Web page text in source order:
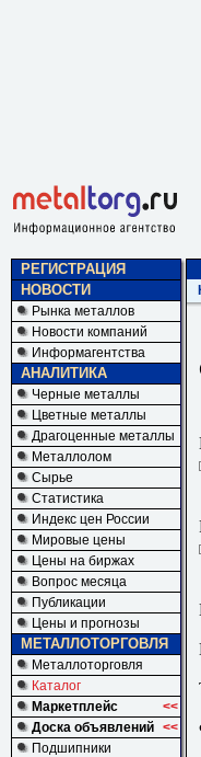
РЕГИСТРАЦИЯ
НОВОСТИ
Рынка металлов
Новости компаний
Информагентства
АНАЛИТИКА
Черные металлы
Цветные металлы
Драгоценные металлы
Металлолом
Сырье
Статистика
Индекс цен России
Мировые цены
Цены на биржах
Вопрос месяца
Публикации
Цены и прогнозы
МЕТАЛЛОТОРГОВЛЯ
Металлоторговля
Каталог
Маркетплейс
<<
Доска объявлений <<
Подшипники